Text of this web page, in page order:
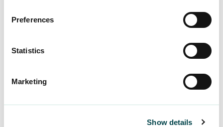
Preferences
Statistics
Marketing
Show details